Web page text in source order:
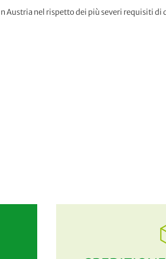
Austria nel rispetto dei più severi requisiti di